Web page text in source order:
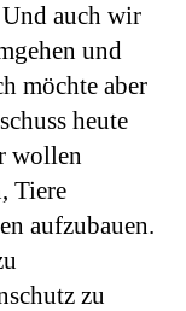
auch wir
und
möchte aber
heute
wollen
Tiere
aufzubauen.
zu